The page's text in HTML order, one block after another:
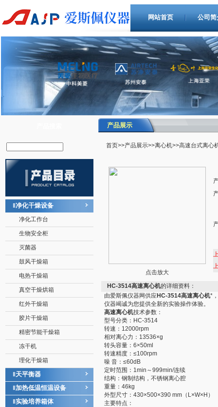
网站首页 公司简
净化干燥设备
净化工作台
生物安全柜
灭菌器
鼓风干燥箱
电热干燥箱
真空干燥烘箱
红外干燥箱
胶片干燥箱
精密节能干燥箱
冻干机
理化干燥箱
天平衡器
加热低温恒温设备
实验培养箱体
产品展示
首页>>产品展示>>离心机>>高速台式离心
点击放大
HC-3514高速离心机的详细资料：
由爱斯佩仪器网供应HC-3514高速离心机*
仪器竭诚为您提供全新的实验操作体验。
高速离心机技术参数：
型号分类：HC-3514
转速：12000rpm
相对离心力：13536×g
转头容量：6×50ml
转速精度：≤100rpm
噪 音：≤60dB
定时范围：1min～999min/连续
结构：钢制结构，不锈钢离心腔
重量：46kg
外型尺寸：430×500×390 mm（L×W×H）
主要特点：